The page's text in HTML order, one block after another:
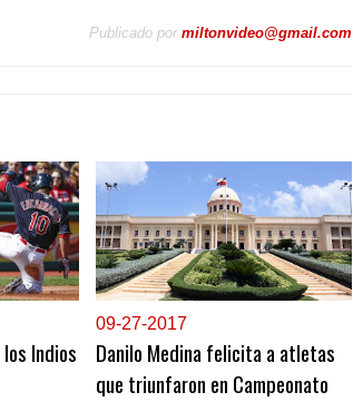
Publicado por miltonvideo@gmail.com
Indios
09-27-2017
Danilo Medina felicita a atletas
que triunfaron en Campeonato